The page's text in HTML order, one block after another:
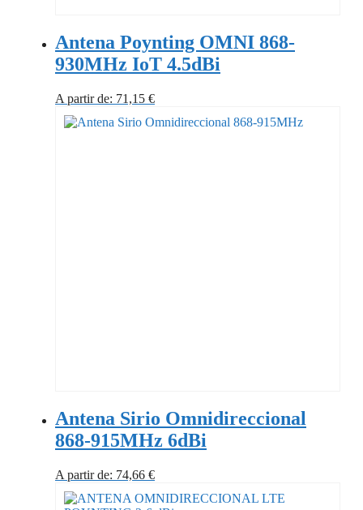
Antena Poynting OMNI 868-
930MHz IoT 4.5dBi
A partir de: 71,15 €
Antena Sirio Omnidireccional
868-915MHz 6dBi
A partir de: 74,66 €